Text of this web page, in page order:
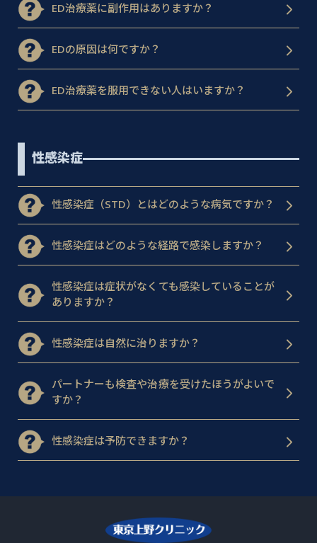
ED治療薬に副作用はありますか？
EDの原因は何ですか？
ED治療薬を服用できない人はいますか？
性感染症
性感染症（STD）とはどのような病気ですか？
性感染症はどのような経路で感染しますか？
性感染症は症状がなくても感染していることが
ありますか？
性感染症は自然に治りますか？
パートナーも検査や治療を受けたほうがよいで
すか？
性感染症は予防できますか？